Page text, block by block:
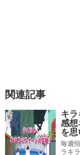
関連記事
関連記事
森なな子のプ
関連記事
キ
感想
を思
毎週
ラキ